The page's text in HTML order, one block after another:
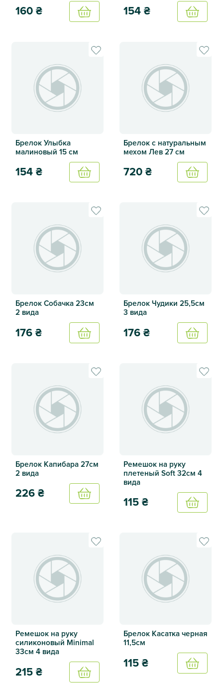
160₴
Купить
154₴
Купить
Брелок Улыбка
малиновый 15 см
154₴
Купить
Брелок с натуральным
мехом Лев 27 см
720₴
Купить
Брелок Собачка 23см
2 вида
176₴
Купить
Брелок Чудики 25,5см
3 вида
176₴
Купить
Брелок Капибара 27см
2 вида
226₴
Купить
Ремешок на руку
плетеный Soft 32см 4
вида
115₴
Купить
Ремешок на руку
силиконовый Minimal
33см 4 вида
215₴
Купить
Брелок Касатка черная
11,5см
115₴
Купить